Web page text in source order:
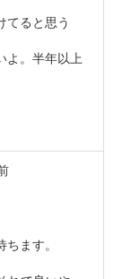
てると思う
よ。半年以上
ます。